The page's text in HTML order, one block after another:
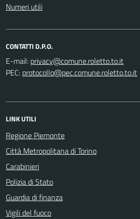
Numeri utili
CONTATTI D.P.O.
E-mail:
PEC:
LINK UTILI
Regione Piemonte
Città Metropolitana di Torino
Carabinieri
Polizia di Stato
Guardia di finanza
Vigili del fuoco